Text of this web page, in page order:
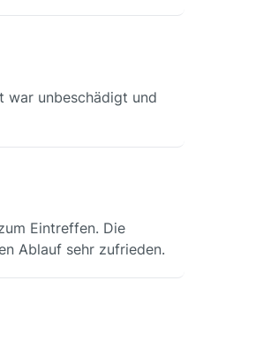
war unbeschädigt und
Eintreffen. Die
Ablauf sehr zufrieden.